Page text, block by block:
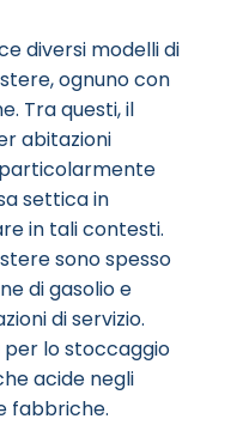
diversi modelli di
ognuno con
Tra questi, il
abitazioni
settica in
in tali contesti.
sono spesso
di gasolio e
di servizio.
per lo stoccaggio
acide negli
fabbriche.